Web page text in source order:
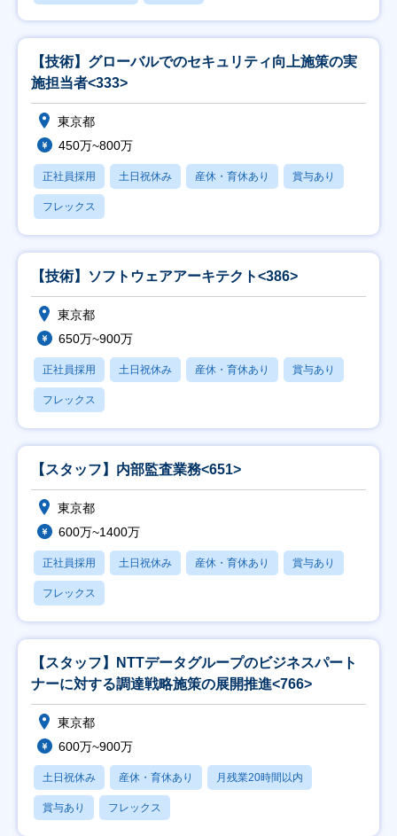
【技術】グローバルでのセキュリティ向上施策の実
施担当者<333>
東京都
450万~800万
正社員採用 土日祝休み 産休・育休あり 賞与あり
フレックス
【技術】ソフトウェアアーキテクト<386>
東京都
650万~900万
正社員採用 土日祝休み 産休・育休あり 賞与あり
フレックス
【スタッフ】内部監査業務<651>
東京都
600万~1400万
正社員採用 土日祝休み 産休・育休あり 賞与あり
フレックス
【スタッフ】NTTデータグループのビジネスパート
ナーに対する調達戦略施策の展開推進<766>
東京都
600万~900万
土日祝休み 産休・育休あり 月残業20時間以内
賞与あり フレックス